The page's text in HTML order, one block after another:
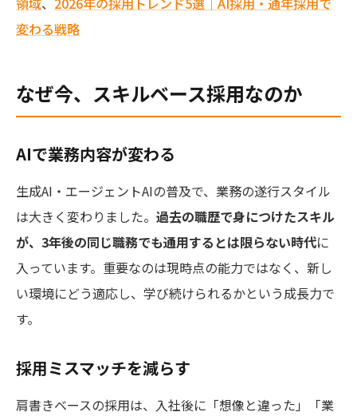
変わる戦略
なぜ今、スキルベース採用なのか
AIで業務内容が変わる
生成AI・エージェントAIの普及で、業務の遂行スタイル
は大きく変わりました。 過去の職歴で身につけたスキル
が、3年後の同じ職務でも通用するとは限らない時代に
入っています。重要なのは現時点の能力ではなく、新し
い環境にどう適応し、学び続けられるかという成長力で
す。
採用ミスマッチを減らす
肩書きベースの採用は、入社後に「想像と違った」「業